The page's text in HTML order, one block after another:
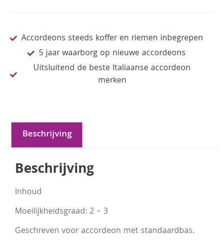
Accordeons steeds koffer en riemen inbegrepen
5 jaar waarborg op nieuwe accordeons
Uitsluitend de beste Italiaanse accordeon
merken
Beschrijving
Beschrijving
Inhoud
Moeilijkheidsgraad: 2 – 3
Geschreven voor accordeon met standaardbas.